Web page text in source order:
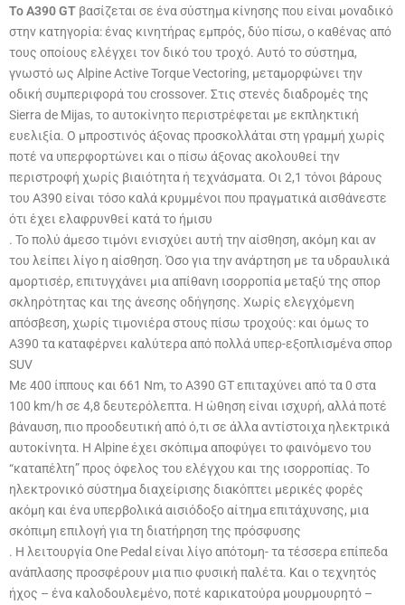
Το A390 GT βασίζεται σε ένα σύστημα κίνησης που είναι μοναδικό
στην κατηγορία: ένας κινητήρας εμπρός, δύο πίσω, ο καθένας από
τους οποίους ελέγχει τον δικό του τροχό. Αυτό το σύστημα,
γνωστό ως Alpine Active Torque Vectoring, μεταμορφώνει την
οδική συμπεριφορά του crossover. Στις στενές διαδρομές της
Sierra de Mijas, το αυτοκίνητο περιστρέφεται με εκπληκτική
ευελιξία. Ο μπροστινός άξονας προσκολλάται στη γραμμή χωρίς
ποτέ να υπερφορτώνει και ο πίσω άξονας ακολουθεί την
περιστροφή χωρίς βιαιότητα ή τεχνάσματα. Οι 2,1 τόνοι βάρους
του A390 είναι τόσο καλά κρυμμένοι που πραγματικά αισθάνεστε
ότι έχει ελαφρυνθεί κατά το ήμισυ
. Το πολύ άμεσο τιμόνι ενισχύει αυτή την αίσθηση, ακόμη και αν
του λείπει λίγο η αίσθηση. Όσο για την ανάρτηση με τα υδραυλικά
αμορτισέρ, επιτυγχάνει μια απίθανη ισορροπία μεταξύ της σπορ
σκληρότητας και της άνεσης οδήγησης. Χωρίς ελεγχόμενη
απόσβεση, χωρίς τιμονιέρα στους πίσω τροχούς: και όμως το
A390 τα καταφέρνει καλύτερα από πολλά υπερ-εξοπλισμένα σπορ
SUV
Με 400 ίππους και 661 Nm, το A390 GT επιταχύνει από τα 0 στα
100 km/h σε 4,8 δευτερόλεπτα. Η ώθηση είναι ισχυρή, αλλά ποτέ
βάναυση, πιο προοδευτική από ό,τι σε άλλα αντίστοιχα ηλεκτρικά
αυτοκίνητα. Η Alpine έχει σκόπιμα αποφύγει το φαινόμενο του
“καταπέλτη” προς όφελος του ελέγχου και της ισορροπίας. Το
ηλεκτρονικό σύστημα διαχείρισης διακόπτει μερικές φορές
ακόμη και ένα υπερβολικά αισιόδοξο αίτημα επιτάχυνσης, μια
σκόπιμη επιλογή για τη διατήρηση της πρόσφυσης
. Η λειτουργία One Pedal είναι λίγο απότομη- τα τέσσερα επίπεδα
ανάπλασης προσφέρουν μια πιο φυσική παλέτα. Και ο τεχνητός
ήχος – ένα καλοδουλεμένο, ποτέ καρικατούρα μουρμουρητό –